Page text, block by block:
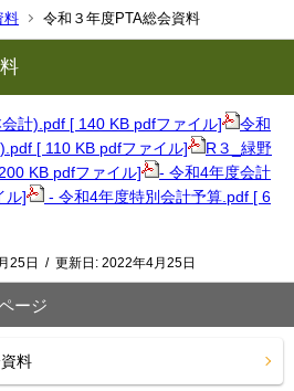
料 令和３年度PTA総会資料
計).pdf [ 140 KB pdfファイル]
令和
[ 110 KB pdfファイル]
R３_緑野
KB pdfファイル]
- 令和4年度会計
ル]
- 令和4年度特別会計予算.pdf [ 6
25日 / 更新日: 2022年4月25日
ージ
料